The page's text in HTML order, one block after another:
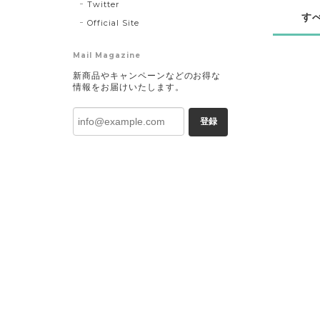
す
Twitter
Official Site
Mail Magazine
新商品やキャンペーンなどのお得な
情報をお届けいたします。
登録